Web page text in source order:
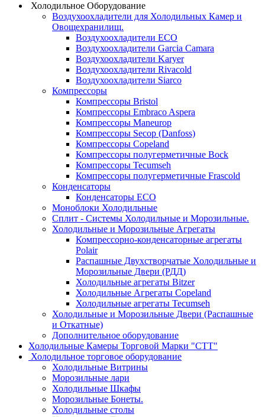
Холодильное Оборудование
Воздухоохладители для Холодильных Камер и
Овощехранилищ.
Воздухоохладители ECO
Воздухоохладители Garcia Camara
Воздухоохладители Karyer
Воздухоохладители Rivacold
Воздухоохладители Siarco
Компрессоры
Компрессоры Bristol
Компрессоры Embraco Aspera
Компрессоры Maneurop
Компрессоры Secop (Danfoss)
Компрессоры Copeland
Компрессоры полугерметичные Bock
Компрессоры Tecumseh
Компрессоры полугерметичные Frascold
Конденсаторы
Конденсаторы ECO
Моноблоки Холодильные
Сплит - Системы Холодильные и Морозильные.
Холодильные и Морозильные Агрегаты
Компрессорно-конденсаторные агрегаты
Polair
Распашные Двухстворчатые Холодильные и
Морозильные Двери (РДД)
Холодильные агрегаты Bitzer
Холодильные Агрегаты Copeland
Холодильные агрегаты Tecumseh
Холодильные и Морозильные Двери (Распашные
и Откатные)
Дополнительное оборудование
Холодильные Камеры Торговой Марки "СТТ"
Холодильное торговое оборудование
Холодильные Витрины
Морозильные лари
Холодильные Шкафы
Морозильные Бонеты.
Холодильные столы